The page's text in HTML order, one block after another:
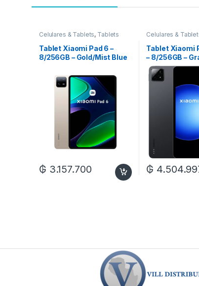
Celulares & Tablets, Tablets
Tablet Xiaomi Pad 6 –
8/256GB – Gold/Mist Blue
₲ 3.157.700
Celulares &
Tablet Xiaomi
– 8/256GB –
₲